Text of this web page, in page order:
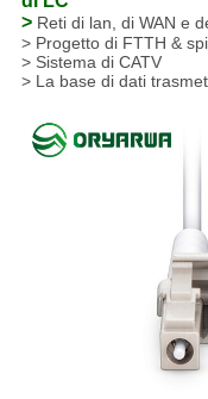
> Reti di lan, di WAN e
> Progetto di FTTH &
> Sistema di CATV
> La base di dati